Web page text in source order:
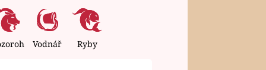
Vodnář Ryby